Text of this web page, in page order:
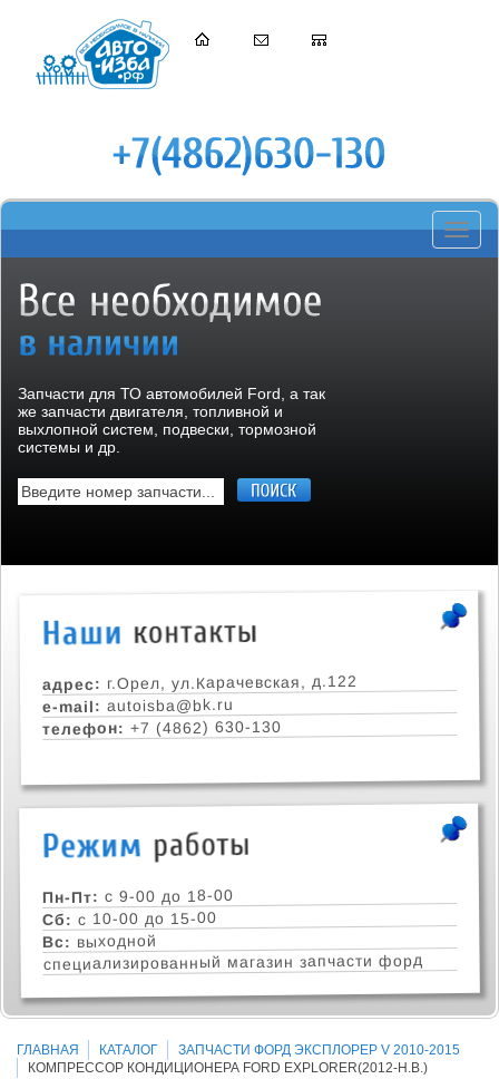
Toggle
Запчасти для ТО автомобилей Ford, а так
же запчасти двигателя, топливной и
выхлопной систем, подвески, тормозной
системы и др.
адрес: г.Орел, ул.Карачевская, д.122
e-mail: autoisba@bk.ru
телефон: +7 (4862) 630-130
Пн-Пт: с 9-00 до 18-00
Сб: с 10-00 до 15-00
Вс: выходной
специализированный магазин запчасти форд
ГЛАВНАЯ КАТАЛОГ
ЗАПЧАСТИ ФОРД ЭКСПЛОРЕР V 2010-2015
КОМПРЕССОР КОНДИЦИОНЕРА FORD EXPLORER(2012-Н.В.)